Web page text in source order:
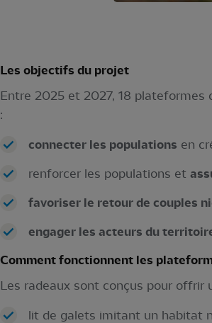
Les objectifs du projet
Entre 2025 et 2027, 18 plateformes
:
connecter les populations en
renforcer les populations et
favoriser le retour de couples
engager les acteurs du
Comment fonctionnent les
Les radeaux sont conçus pour
lit de galets imitant un habitat